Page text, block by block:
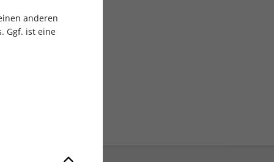
anderen
Ggf. ist eine